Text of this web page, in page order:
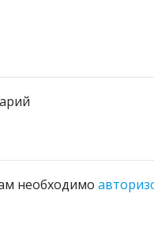
необходимо